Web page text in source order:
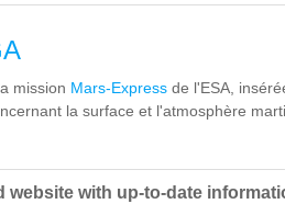
mission Mars-Express de l'ESA,
la surface et l'atmosphère
website with up-to-date